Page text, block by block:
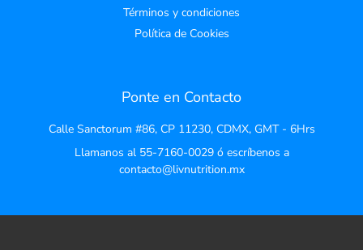
Términos y condiciones
Política de Cookies
Ponte en Contacto
Calle Sanctorum #86, CP 11230, CDMX, GMT - 6Hrs
Llamanos al 55-7160-0029 ó escríbenos a
contacto@livnutrition.mx